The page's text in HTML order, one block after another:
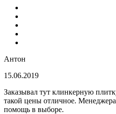
Антон
15.06.2019
Заказывал тут клинкерную
такой цены отличное.
помощь в выборе.